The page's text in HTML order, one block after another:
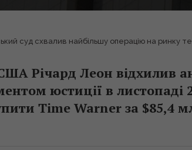
суд схвалив найбільшу операцію на ринку
Річард Леон відхилив
юстиції в листопаді
Time Warner за $85,4